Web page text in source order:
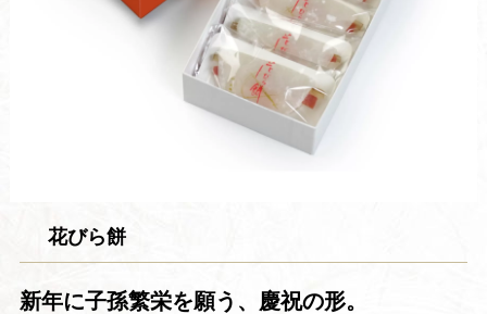
花びら餅
新年に子孫繁栄を願う、慶祝の形。